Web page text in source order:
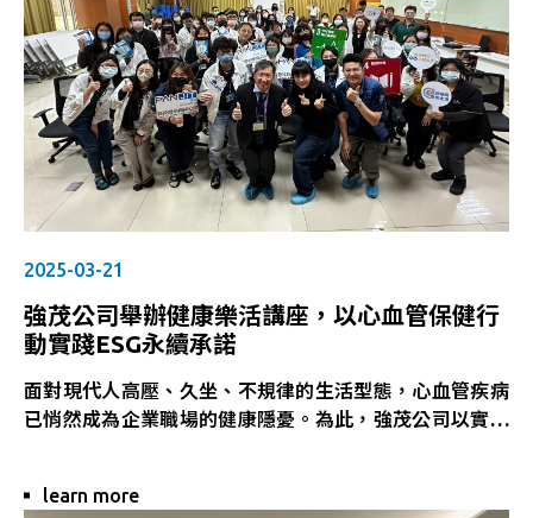
2025-03-21
強茂公司舉辦健康樂活講座，以心血管保健行
動實踐ESG永續承諾
面對現代人高壓、久坐、不規律的生活型態，心血管疾病
已悄然成為企業職場的健康隱憂。為此，強茂公司以實際
（Social）」關鍵，打造更具溫度與韌性的工作環境。
learn more